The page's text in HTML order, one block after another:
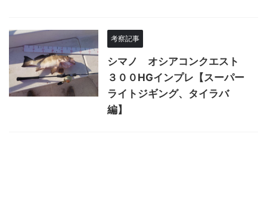
考察記事
シマノ オシアコンクエスト
３００HGインプレ【スーパー
ライトジギング、タイラバ
編】